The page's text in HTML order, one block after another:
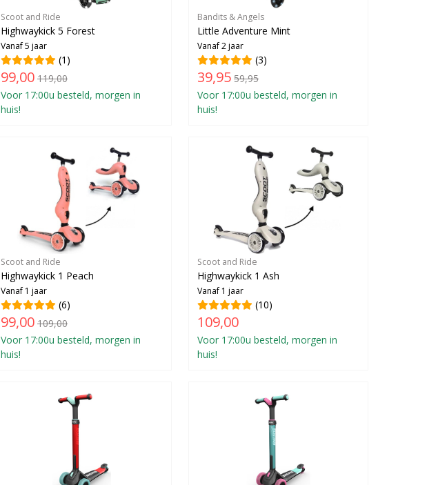
Scoot and Ride
Highwaykick 5 Forest
Vanaf 5 jaar
(1)
99,00 119,00
Voor 17:00u besteld, morgen in
huis!
Bandits & Angels
Little Adventure Mint
Vanaf 2 jaar
(3)
39,95 59,95
Voor 17:00u besteld, morgen in
huis!
Scoot and Ride
Highwaykick 1 Peach
Vanaf 1 jaar
(6)
99,00 109,00
Voor 17:00u besteld, morgen in
huis!
Scoot and Ride
Highwaykick 1 Ash
Vanaf 1 jaar
(10)
109,00
Voor 17:00u besteld, morgen in
huis!